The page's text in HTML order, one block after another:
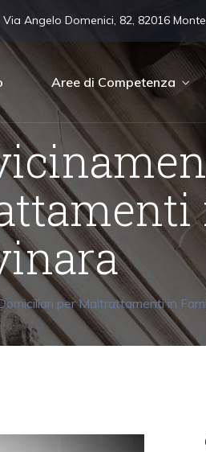
Via Angelo Domenici, 82, 82016
Aree di Competenza
per Maltrattamenti in